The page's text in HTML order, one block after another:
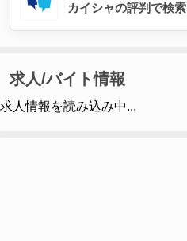
カイシャの評判で検索
求人/バイト情報
求人情報を読み込み中...